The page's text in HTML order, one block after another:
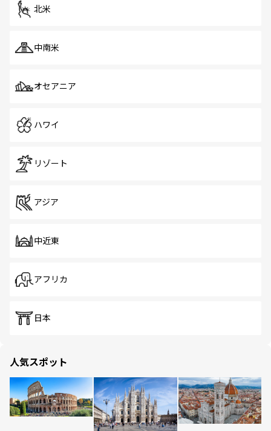
北米
中南米
オセアニア
ハワイ
リゾート
アジア
中近東
アフリカ
日本
人気スポット